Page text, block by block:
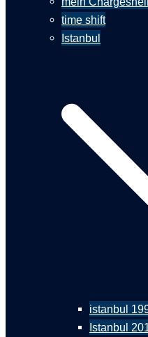
time shift
Istanbul
istanbul
Istanbul